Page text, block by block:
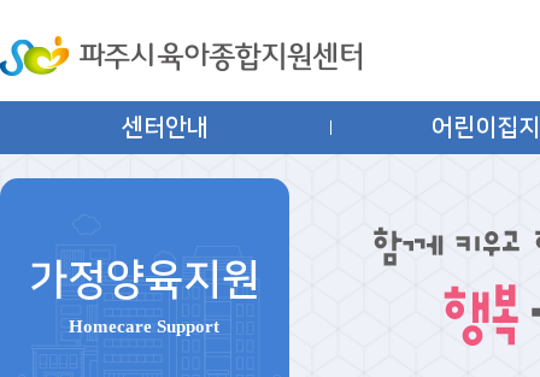
센터안내 어린이집
가정양육지원
Homecare Support